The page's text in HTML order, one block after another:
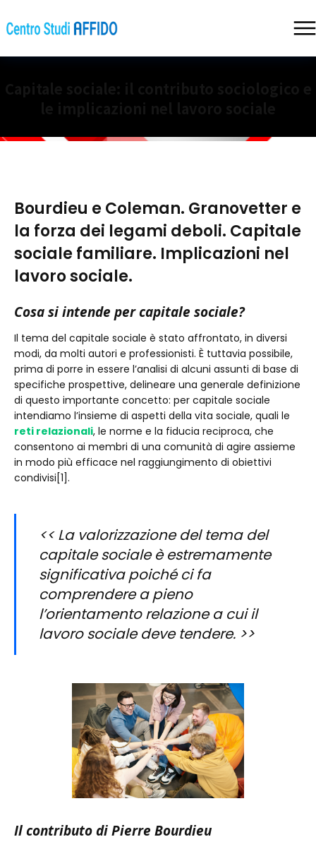
Bourdieu e Coleman. Granovetter e
la forza dei legami deboli. Capitale
sociale familiare. Implicazioni nel
lavoro sociale.
Cosa si intende per capitale sociale?
Il tema del capitale sociale è stato affrontato, in diversi
modi, da molti autori e professionisti. È tuttavia possibile,
prima di porre in essere l’analisi di alcuni assunti di base di
specifiche prospettive, delineare una generale definizione
di questo importante concetto: per capitale sociale
intendiamo l’insieme di aspetti della vita sociale, quali le
reti relazionali, le norme e la fiducia reciproca, che
consentono ai membri di una comunità di agire assieme
in modo più efficace nel raggiungimento di obiettivi
condivisi[1].
<< La valorizzazione del tema del
capitale sociale è estremamente
significativa poiché ci fa
comprendere a pieno
l’orientamento relazione a cui il
lavoro sociale deve tendere. >>
Il contributo di Pierre Bourdieu